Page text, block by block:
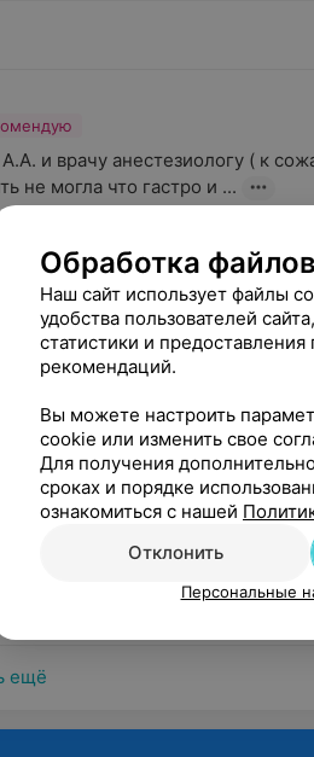
и врачу анестезиологу ( к
не могла что гастро и ...
под наркозом
СмирноваТак сложилось,что
,и приходилось  обращаться к
Смирнов Д. В. - Проктолог • Хирург
гастроскопию и
профессионализм всех сот...
В. В. - Врач УЗД • Эндоскопист
ещё
Обработка
Наш сайт использует файлы
удобства пользователей
статистики и
рекомендаций.
Вы можете настроить
cookie или изменить свое
Для получения
сроках и порядке
ознакомиться с нашей
Отклонить
Персональные